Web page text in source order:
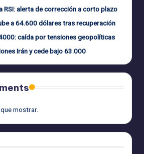
RSI: alerta de corrección a corto plazo
a 64.600 dólares tras recuperación
caída por tensiones geopolíticas
Irán y cede bajo 63.000
mostrar.